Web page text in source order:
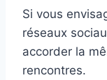
Si vous
réseaux
accorder la
rencontres.